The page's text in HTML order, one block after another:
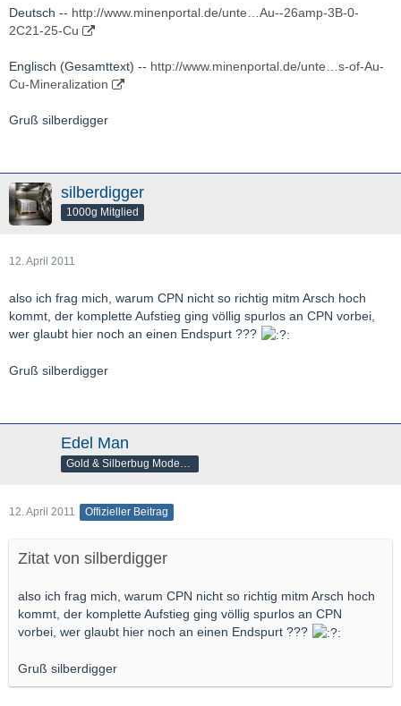
Deutsch -- http://www.minenportal.de/unte…Au--26amp-3B-0-
2C21-25-Cu
Englisch (Gesamttext) -- http://www.minenportal.de/unte…s-of-Au-
Cu-Mineralization
Gruß silberdigger
silberdigger
1000g Mitglied
12. April 2011
also ich frag mich, warum CPN nicht so richtig mitm Arsch hoch
kommt, der komplette Aufstieg ging völlig spurlos an CPN vorbei,
wer glaubt hier noch an einen Endspurt ???
Gruß silberdigger
Edel Man
12. April 2011 Offizieller Beitrag
Zitat von silberdigger
also ich frag mich, warum CPN nicht so richtig mitm Arsch hoch
kommt, der komplette Aufstieg ging völlig spurlos an CPN
vorbei, wer glaubt hier noch an einen Endspurt ???
Gruß silberdigger